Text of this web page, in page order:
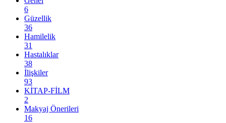
6
Güzellik
36
Hamilelik
31
Hastalıklar
38
İlişkiler
93
KİTAP-FİLM
2
Makyaj Önerileri
16